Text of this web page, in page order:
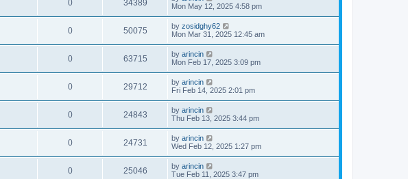
0 34389
Mon May 12, 2025 4:58 pm
0 50075 by zosidghy62
Mon Mar 31, 2025 12:45 am
0 63715 by arincin
Mon Feb 17, 2025 3:09 pm
0 29712 by arincin
Fri Feb 14, 2025 2:01 pm
0 24843 by arincin
Thu Feb 13, 2025 3:44 pm
0 24731 by arincin
Wed Feb 12, 2025 1:27 pm
0 25046 by arincin
Tue Feb 11, 2025 3:47 pm